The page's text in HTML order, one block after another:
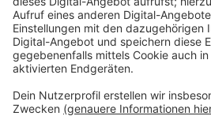
der FDP, Strack-Zimmermann,
Umgang mit der Krise. Er habe
heruntergespielt. Applaus gab es
Aus den Reihen der SPD kamen